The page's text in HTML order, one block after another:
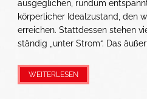
ausgeglichen, rundum
körperlicher Idealzustand, den
erreichen. Stattdessen stehen
ständig „unter Strom“. Das
WEITERLESEN